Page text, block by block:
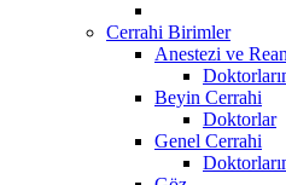
Cerrahi Birimler
Anestezi ve
Beyin Cerrahi
Doktorlar
Genel Cerrahi